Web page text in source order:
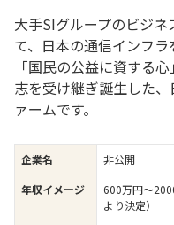
大手SIグループのビジ
て、日本の通信インフ
「国民の公益に資する
志を受け継ぎ誕生した
ァームです。
企業名
非公開
年収イメージ
600万円〜
より決定）